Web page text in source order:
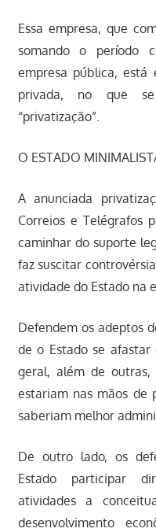
Essa empresa, que
somando o período
empresa pública,
privada, no que se
“privatização”.
O ESTADO
A anunciada
Correios e Telégrafos
caminhar do suporte
faz suscitar
atividade do Estado na
Defendem os adeptos
de o Estado se afastar
geral, além de
estariam nas mãos de
saberiam melhor
De outro lado, os
Estado participar
atividades a
desenvolvimento